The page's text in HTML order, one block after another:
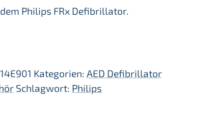
Philips FRx Defibrillator.
Kategorien: AED Defibrillator
Schlagwort: Philips